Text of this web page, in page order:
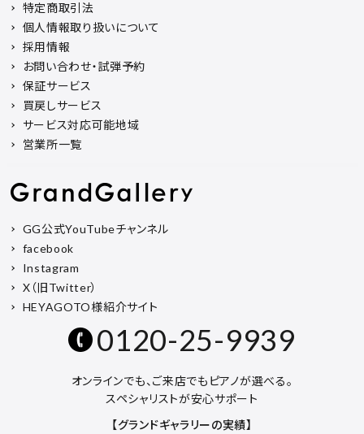
特定商取引法
個人情報取り扱いについて
採用情報
お問い合わせ・試弾予約
保証サービス
買戻しサービス
サービス対応可能地域
営業所一覧
GG公式YouTubeチャンネル
facebook
Instagram
X（旧Twitter）
HEYAGOTO様紹介サイト
0120-25-9939
オンラインでも、ご来店でもピアノが選べる。
スペシャリストが安心サポート
【グランドギャラリーの実績】